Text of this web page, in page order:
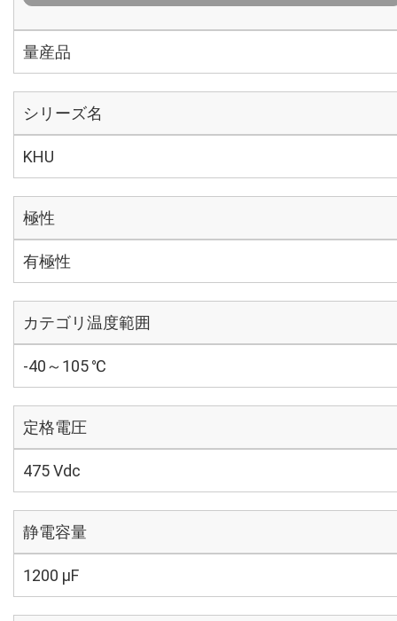
量産品
シリーズ名
KHU
極性
有極性
カテゴリ温度範囲
-40～105 ℃
定格電圧
475 Vdc
静電容量
1200 µF